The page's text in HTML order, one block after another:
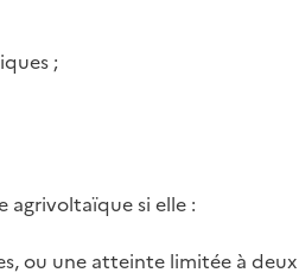
;
agrivoltaïque si elle :
ou une atteinte limitée à deux